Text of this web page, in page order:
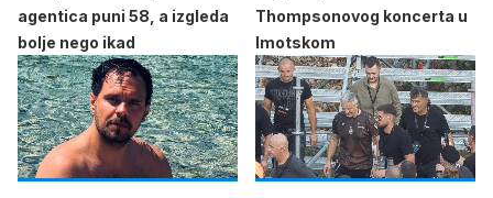
agentica puni 58, a izgleda
bolje nego ikad
Thompsonovog koncerta u
Imotskom